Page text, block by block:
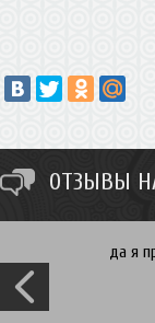
ОТЗЫВЫ
да я